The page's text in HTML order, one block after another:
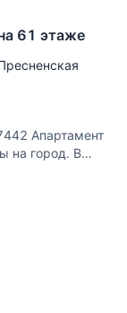
61 этаже
Апартамент
на город. В
комплекс,